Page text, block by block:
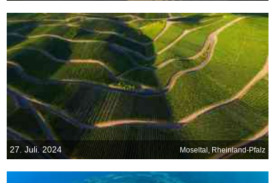
27. Juli. 2024 Moseltal, Rheinland-Pfalz